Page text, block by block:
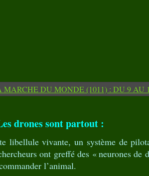
drones sont partout :
libellule vivante, un système de
ont greffé des « neurones de
l’animal.